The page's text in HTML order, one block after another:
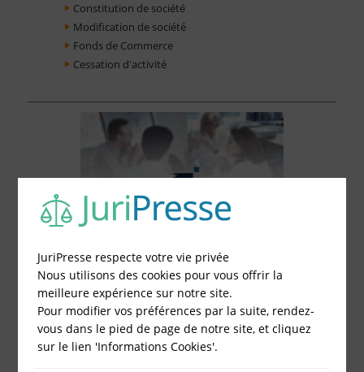
Constitution de société
Modification de société
Fonds de Commerce
Cessation d'activité
JuriPresse respecte votre vie privée
Nous utilisons des cookies pour vous offrir la
meilleure expérience sur notre site.
Pour modifier vos préférences par la suite, rendez-
vous dans le pied de page de notre site, et cliquez
sur le lien 'Informations Cookies'.